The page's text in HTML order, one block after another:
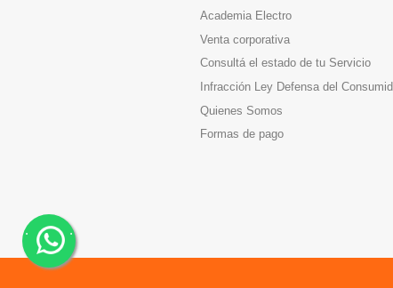
Academia Electro
Venta corporativa
Consultá el estado de tu Servicio
Infracción Ley Defensa del
Quienes Somos
Formas de pago
. .